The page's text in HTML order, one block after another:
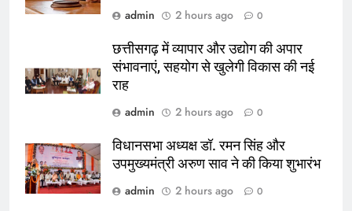
admin
2 hours ago 0
छत्तीसगढ़ में व्यापार और उद्योग की अपार
संभावनाएं, सहयोग से खुलेगी विकास की नई
राह
admin
2 hours ago 0
विधानसभा अध्यक्ष डॉ. रमन सिंह और
उपमुख्यमंत्री अरुण साव ने की किया शुभारंभ
admin
2 hours ago 0